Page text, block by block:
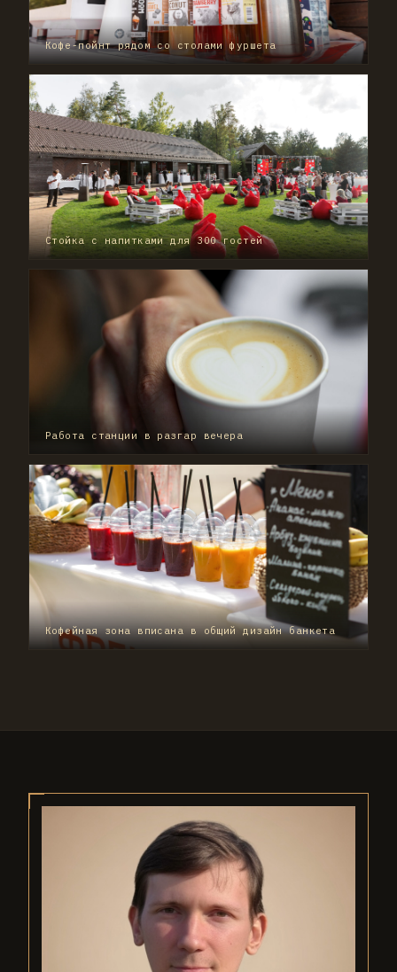
Кофе-пойнт рядом со столами фуршета
Стойка с напитками для 300 гостей
Работа станции в разгар вечера
Кофейная зона вписана в общий дизайн банкета